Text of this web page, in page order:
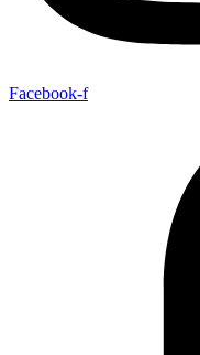
Facebook-f